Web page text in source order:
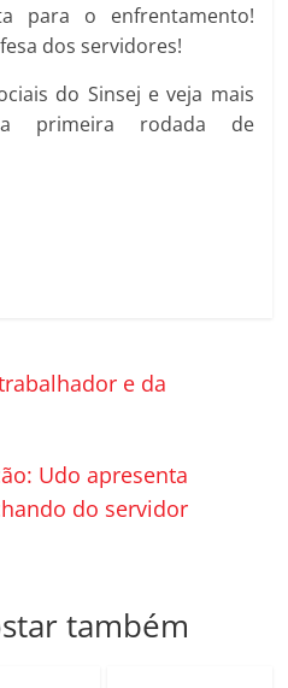
para o enfrentamento!
dos servidores!
do Sinsej e veja mais
primeira rodada de
e da
Udo apresenta
do servidor
também